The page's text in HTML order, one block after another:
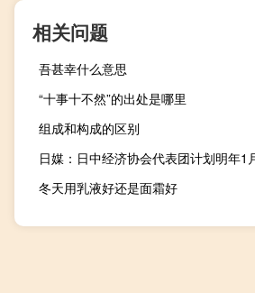
相关问题
吾甚幸什么意思
“十事十不然”的出处是哪里
组成和构成的区别
冬天用乳液好还是面霜好